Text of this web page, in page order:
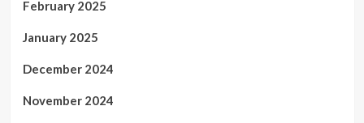
February 2025
January 2025
December 2024
November 2024